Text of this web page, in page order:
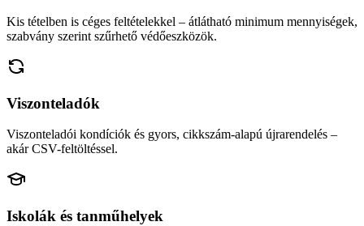
Kis tételben is céges feltételekkel – átlátható minimum mennyiségek,
szabvány szerint szűrhető védőeszközök.
Viszonteladók
Viszonteladói kondíciók és gyors, cikkszám-alapú újrarendelés –
akár CSV-feltöltéssel.
Iskolák és tanműhelyek